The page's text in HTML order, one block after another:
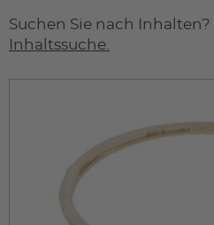
Suchen Sie nach Inhalten?
Inhaltssuche.